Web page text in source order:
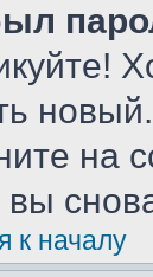
на
вы
к началу